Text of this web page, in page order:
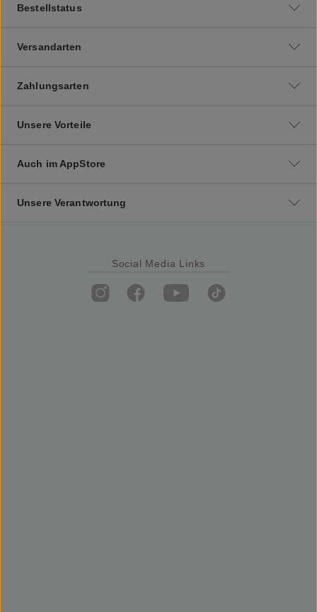
Bestellstatus
Versandarten
Zahlungsarten
Unsere Vorteile
Auch im AppStore
Unsere Verantwortung
Social Media Links